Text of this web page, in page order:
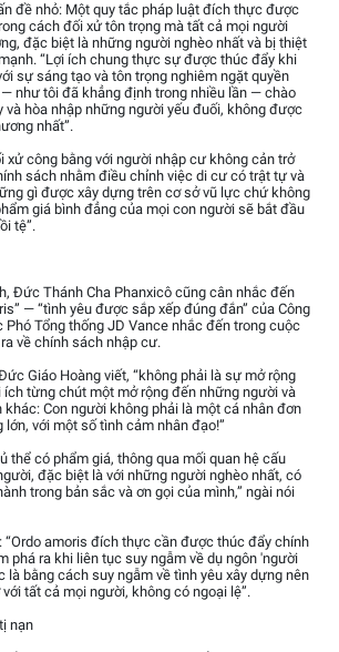
đề nhỏ: Một quy tắc pháp luật đích thực được
cách đối xử tôn trọng mà tất cả mọi người
đặc biệt là những người nghèo nhất và bị thiệt
“Lợi ích chung thực sự được thúc đẩy khi
sự sáng tạo và tôn trọng nghiêm ngặt quyền
như tôi đã khẳng định trong nhiều lần — chào
và hòa nhập những người yếu đuối, không được
nhất”.
xử công bằng với người nhập cư không cản trở
sách nhằm điều chỉnh việc di cư có trật tự và
gì được xây dựng trên cơ sở vũ lực chứ không
giá bình đẳng của mọi con người sẽ bắt đầu
tệ”.
Đức Thánh Cha Phanxicô cũng cân nhắc đến
— “tình yêu được sắp xếp đúng đắn” của Công
Tổng thống JD Vance nhắc đến trong cuộc
về chính sách nhập cư.
Giáo Hoàng viết, “không phải là sự mở rộng
từng chút một mở rộng đến những người và
Con người không phải là một cá nhân đơn
với một số tình cảm nhân đạo!”
thể có phẩm giá, thông qua mối quan hệ cấu
đặc biệt là với những người nghèo nhất, có
trong bản sắc và ơn gọi của mình,” ngài nói
“Ordo amoris đích thực cần được thúc đẩy chính
phá ra khi liên tục suy ngẫm về dụ ngôn 'người
là bằng cách suy ngẫm về tình yêu xây dựng nên
tất cả mọi người, không có ngoại lệ”.
nạn